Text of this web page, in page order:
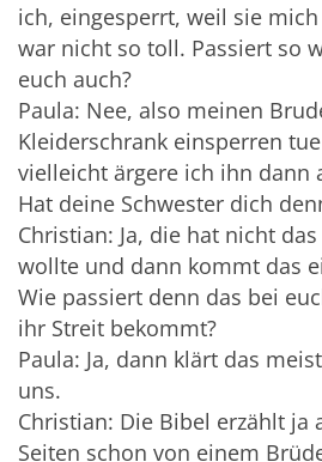
ich, eingesperrt, weil sie
war nicht so toll. Passiert so
euch auch?
Paula: Nee, also meinen
Kleiderschrank einsperren
vielleicht ärgere ich ihn dann
Hat deine Schwester dich
Christian: Ja, die hat nicht
wollte und dann kommt das
Wie passiert denn das bei
ihr Streit bekommt?
Paula: Ja, dann klärt das
uns.
Christian: Die Bibel erzählt ja
Seiten schon von einem